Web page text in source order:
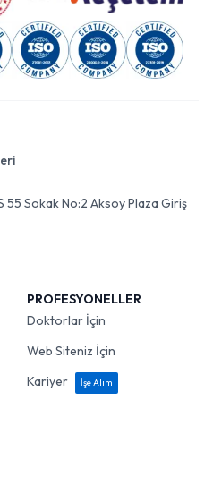
55 Sokak No:2 Aksoy Plaza Giriş
PROFESYONELLER
Doktorlar İçin
Web Siteniz İçin
Kariyer
İşe Alım